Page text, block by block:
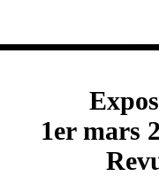
1er mars